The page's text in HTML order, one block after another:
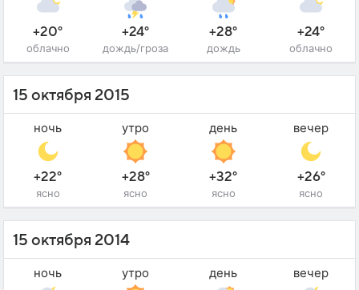
+20°
облачно
+24°
дождь/гроза
+28°
дождь
+24°
облачно
15 октября 2015
ночь
+22°
ясно
утро
+28°
ясно
день
+32°
ясно
вечер
+26°
ясно
15 октября 2014
ночь утро день вечер